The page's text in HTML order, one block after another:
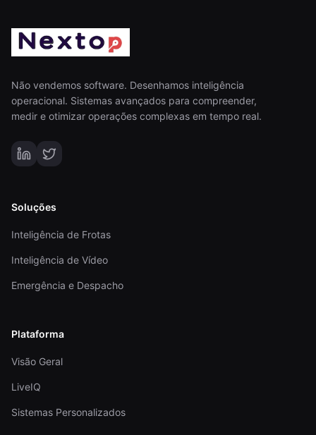
Não vendemos software. Desenhamos inteligência
operacional. Sistemas avançados para compreender,
medir e otimizar operações complexas em tempo real.
Soluções
Inteligência de Frotas
Inteligência de Vídeo
Emergência e Despacho
Plataforma
Visão Geral
LiveIQ
Sistemas Personalizados